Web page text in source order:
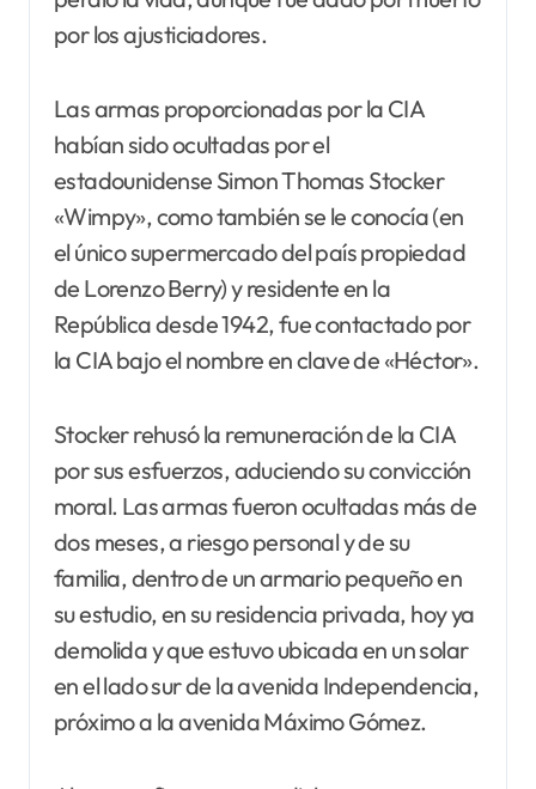
por los ajusticiadores.
Las armas proporcionadas por la CIA
habían sido ocultadas por el
estadounidense Simon Thomas Stocker
«Wimpy», como también se le conocía (en
el único supermercado del país propiedad
de Lorenzo Berry) y residente en la
República desde 1942, fue contactado por
la CIA bajo el nombre en clave de «Héctor».
Stocker rehusó la remuneración de la CIA
por sus esfuerzos, aduciendo su convicción
moral. Las armas fueron ocultadas más de
dos meses, a riesgo personal y de su
familia, dentro de un armario pequeño en
su estudio, en su residencia privada, hoy ya
demolida y que estuvo ubicada en un solar
en el lado sur de la avenida Independencia,
próximo a la avenida Máximo Gómez.